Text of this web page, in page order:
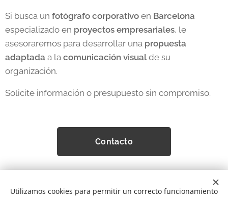
Si busca un fotógrafo corporativo en Barcelona
especializado en proyectos empresariales, le
asesoraremos para desarrollar una propuesta
adaptada a la comunicación visual de su
organización.
Solicite información o presupuesto sin compromiso.
Contacto
© 2001 Gabriele Merolli. | Todos los derechos reservados
Utilizamos cookies para permitir un correcto funcionamiento